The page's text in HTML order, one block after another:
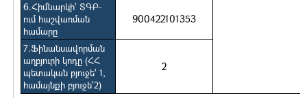
6.Հիմնարկի` ՏԳԲ-
ում հաշվառման
համարը
900422101353
7.Ֆինանսավորման
աղբյուրի կոդը (ՀՀ
պետական բյուջե` 1,
համայնքի բյուջե`2)
2